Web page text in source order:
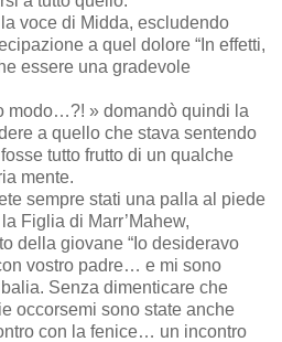
voce di Midda, escludendo
a quel dolore “In effetti,
essere una gradevole
modo…?! » domandò quindi la
a quello che stava sentendo
tutto frutto di un qualche
mente.
sempre stati una palla al piede
Figlia di Marr’Mahew,
della giovane “Io desideravo
vostro padre… e mi sono
Senza dimenticare che
occorsemi sono state anche
con la fenice… un incontro